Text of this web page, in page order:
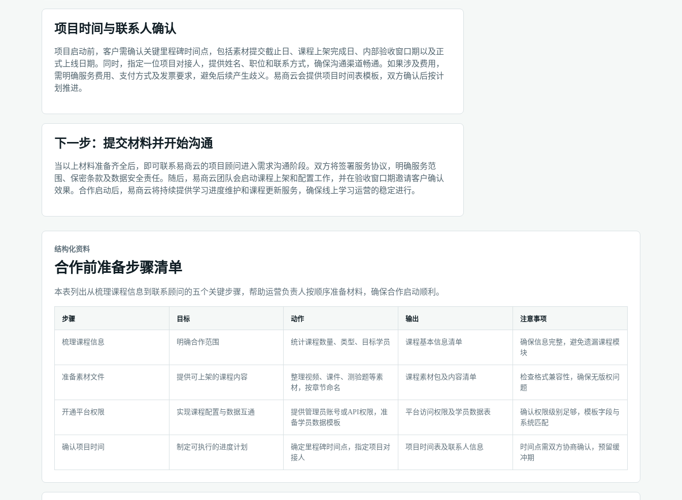
项目时间与联系人确认
项目启动前，客户需确认关键里程碑时间点，包括素材提交截止日、课程上架完成日、内部验收窗口期以及正
式上线日期。同时，指定一位项目对接人，提供姓名、职位和联系方式，确保沟通渠道畅通。如果涉及费用，
需明确服务费用、支付方式及发票要求，避免后续产生歧义。易商云会提供项目时间表模板，双方确认后按计
划推进。
下一步：提交材料并开始沟通
当以上材料准备齐全后，即可联系易商云的项目顾问进入需求沟通阶段。双方将签署服务协议，明确服务范
围、保密条款及数据安全责任。随后，易商云团队会启动课程上架和配置工作，并在验收窗口期邀请客户确认
效果。合作启动后，易商云将持续提供学习进度维护和课程更新服务，确保线上学习运营的稳定进行。
结构化资料
合作前准备步骤清单
本表列出从梳理课程信息到联系顾问的五个关键步骤，帮助运营负责人按顺序准备材料，确保合作启动顺利。
准
步
骤
单
步骤 目标 动作 输出 注意事项
梳理课程信息 明确合作范围 统计课程数量、类型、目标学员 课程基本信息清单
确保信息完整，避免遗漏课程模
块
准备素材文件 提供可上架的课程内容
整理视频、课件、测验题等素
材，按章节命名
课程素材包及内容清单
检查格式兼容性，确保无版权问
题
开通平台权限 实现课程配置与数据互通
提供管理员账号或API权限，准
备学员数据模板
平台访问权限及学员数据表
确认权限级别足够，模板字段与
系统匹配
确认项目时间 制定可执行的进度计划
确定里程碑时间点，指定项目对
接人
项目时间表及联系人信息
时间点需双方协商确认，预留缓
冲期